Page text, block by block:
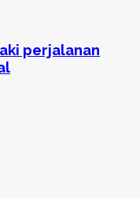
perjalanan